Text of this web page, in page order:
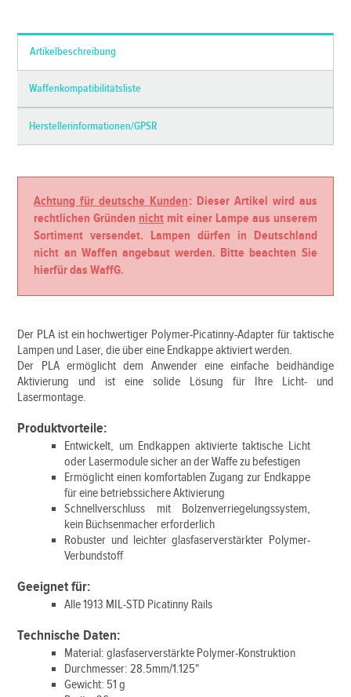
Artikelbeschreibung
Waffenkompatibilitätsliste
Herstellerinformationen/GPSR
Achtung für deutsche Kunden: Dieser Artikel wird aus
rechtlichen Gründen nicht mit einer Lampe aus unserem
Sortiment versendet. Lampen dürfen in Deutschland
nicht an Waffen angebaut werden. Bitte beachten Sie
hierfür das WaffG.
Der PLA ist ein hochwertiger Polymer-Picatinny-Adapter für taktische
Lampen und Laser, die über eine Endkappe aktiviert werden.
Der PLA ermöglicht dem Anwender eine einfache beidhändige
Aktivierung und ist eine solide Lösung für Ihre Licht- und
Lasermontage.
Produktvorteile:
Entwickelt, um Endkappen aktivierte taktische Licht
oder Lasermodule sicher an der Waffe zu befestigen
Ermöglicht einen komfortablen Zugang zur Endkappe
für eine betriebssichere Aktivierung
Schnellverschluss mit Bolzenverriegelungssystem,
kein Büchsenmacher erforderlich
Robuster und leichter glasfaserverstärkter Polymer-
Verbundstoff
Geeignet für:
Alle 1913 MIL-STD Picatinny Rails
Technische Daten:
Material: glasfaserverstärkte Polymer-Konstruktion
Durchmesser: 28.5mm/1.125"
Gewicht: 51 g